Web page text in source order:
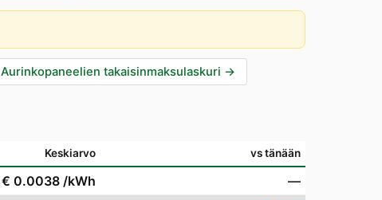
Aurinkopaneelien takaisinmaksulaskuri →
Keskiarvo vs tänään
€ 0.0038 /kWh
—